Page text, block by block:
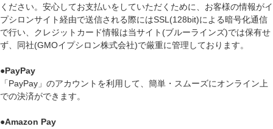
ください。安心してお支払いをしていただくために、お客様の情報がイ
プシロンサイト経由で送信される際にはSSL(128bit)による暗号化通信
で行い、クレジットカード情報は当サイト(ブルーラインズ)では保有せ
ず、同社(GMOイプシロン株式会社)で厳重に管理しております。
●PayPay
「PayPay」のアカウントを利用して、簡単・スムーズにオンライン上
での決済ができます。
●Amazon Pay